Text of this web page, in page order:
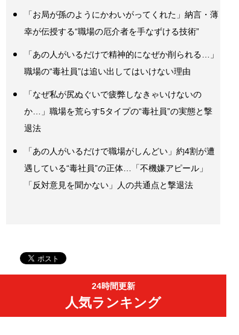
「お局が孫のようにかわいがってくれた」納言・薄
幸が伝授する“職場の厄介者を手なずける技術”
「あの人がいるだけで精神的になぜか削られる…」
職場の“毒社員”は追い出してはいけない理由
「なぜ私が尻ぬぐいで疲弊しなきゃいけないの
か…」職場を荒らす5タイプの“毒社員”の実態と撃
退法
「あの人がいるだけで職場がしんどい」約4割が遭
遇している“毒社員”の正体…「不機嫌アピール」
「反対意見を聞かない」人の共通点と撃退法
24時間更新
人気ランキング